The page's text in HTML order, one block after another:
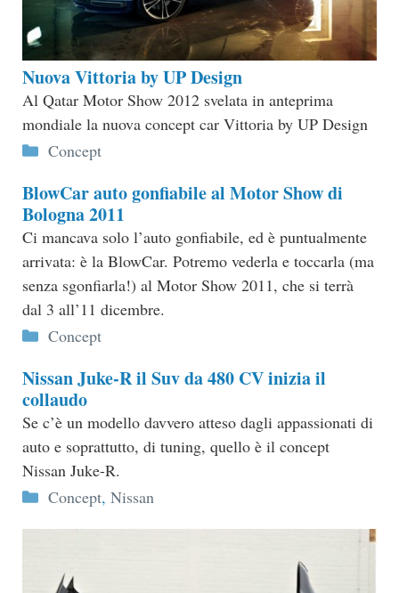
Nuova Vittoria by UP Design
Al Qatar Motor Show 2012 svelata in anteprima
mondiale la nuova concept car Vittoria by UP Design
Categorie
Concept
BlowCar auto gonfiabile al Motor Show di
Bologna 2011
Ci mancava solo l’auto gonfiabile, ed è puntualmente
arrivata: è la BlowCar. Potremo vederla e toccarla (ma
senza sgonfiarla!) al Motor Show 2011, che si terrà
dal 3 all’11 dicembre.
Categorie
Concept
Nissan Juke-R il Suv da 480 CV inizia il
collaudo
Se c’è un modello davvero atteso dagli appassionati di
auto e soprattutto, di tuning, quello è il concept
Nissan Juke-R.
Categorie
Concept, Nissan